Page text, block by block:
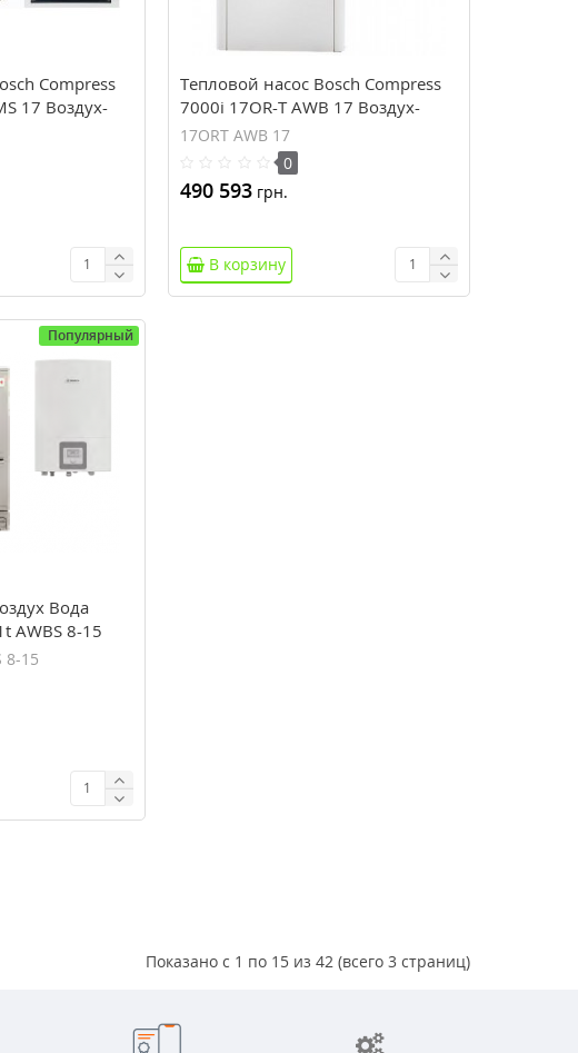
Compress
17 Воздух-
Тепловой насос Bosch Compress
7000i 17OR-T AWB 17 Воздух-
Вода
17ORT AWB 17
0
490 593грн.
В корзину
Популярный
Вода
AWBS 8-15
8-15
Показано с 1 по 15 из 42 (всего 3 страниц)